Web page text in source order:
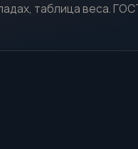
таблица веса.